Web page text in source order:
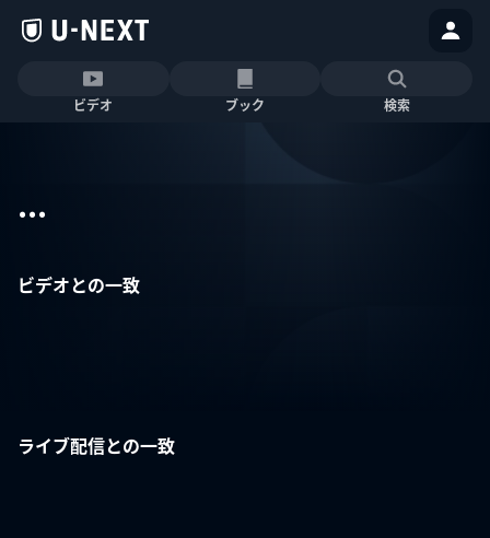
ビデオ ブック 検索
...
ビデオとの一致
ライブ配信との一致